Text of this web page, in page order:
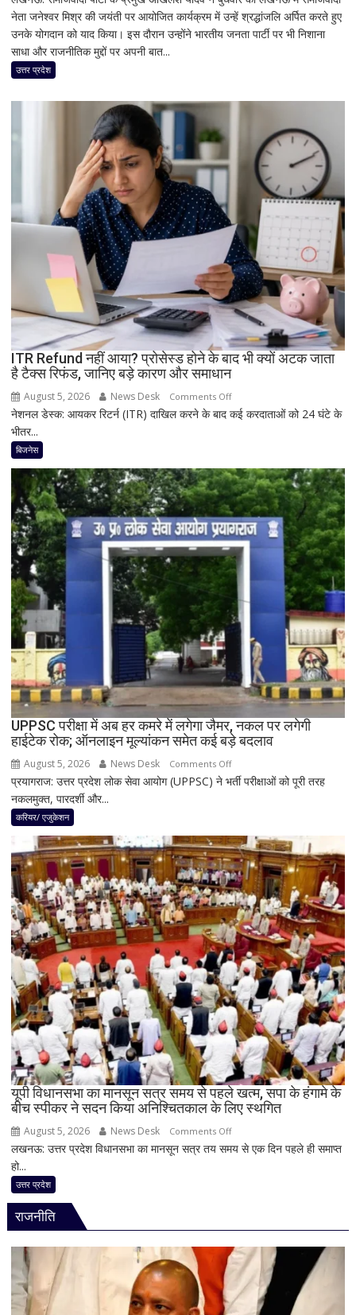
लोहिया
ने
जन-
पहुंचाया’,
जयंती
पर
अखिलेश
यादव
का
BJP
पर
निशाना
नेता जनेश्वर मिश्र की जयंती पर आयोजित कार्यक्रम में उन्हें श्रद्धांजलि अर्पित करते हुए
उनके योगदान को याद किया। इस दौरान उन्होंने भारतीय जनता पार्टी पर भी निशाना
साधा और राजनीतिक मुद्दों पर अपनी बात...
उत्तर प्रदेश
ITR Refund नहीं आया? प्रोसेस्ड होने के बाद भी क्यों अटक जाता
है टैक्स रिफंड, जानिए बड़े कारण और समाधान
August 5, 2026 News Desk Comments Offon
ITR
प्रोसेस्ड
होने
के
बाद
भी
क्यों
जाता
है
टैक्स
जानिए
बड़े
और
समाधान
नेशनल डेस्क: आयकर रिटर्न (ITR) दाखिल करने के बाद कई करदाताओं को 24 घंटे के
भीतर...
बिजनेस
UPPSC परीक्षा में अब हर कमरे में लगेगा जैमर, नकल पर लगेगी
हाईटेक रोक; ऑनलाइन मूल्यांकन समेत कई बड़े बदलाव
August 5, 2026 News Desk Comments Offon
UPPSC
हर
कमरे
में
लगेगा
जैमर,
नकल
पर
लगेगी
हाईटेक
रोक;
ऑनलाइन
मूल्यांकन
समेत
कई
बड़े
बदलाव
प्रयागराज: उत्तर प्रदेश लोक सेवा आयोग (UPPSC) ने भर्ती परीक्षाओं को पूरी तरह
नकलमुक्त, पारदर्शी और...
करियर/ एजुकेशन
यूपी विधानसभा का मानसून सत्र समय से पहले खत्म, सपा के हंगामे के
बीच स्पीकर ने सदन किया अनिश्चितकाल के लिए स्थगित
August 5, 2026 News Desk Comments Offon
यूपी
से
पहले
खत्म,
सपा
लखनऊ: उत्तर प्रदेश विधानसभा का मानसून सत्र तय समय से एक दिन पहले ही समाप्त
हो...
उत्तर प्रदेश
राजनीति